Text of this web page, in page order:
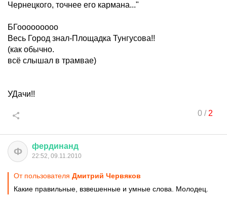
Чернецкого, точнее его кармана..."
БГооооооооо
Весь Город знал-Площадка Тунгусова!!
(как обычно.
всё слышал в трамвае)
УДачи!!
0/ 2
Ф фердинанд
22:52, 09.11.2010
От пользователя Дмитрий Червяков
Какие правильные, взвешенные и умные слова. Молодец.